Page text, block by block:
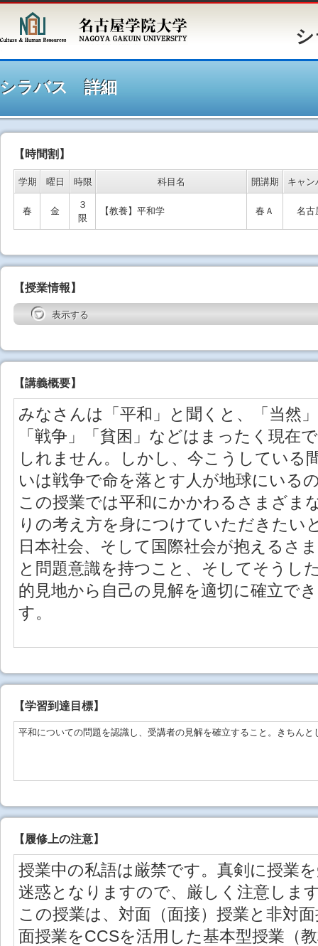
シラバ
シラバス 詳細
【時間割】
学期 曜日 時限 科目名 開講期 キャン
春 金
３
限
【教養】平和学 春Ａ 名古
【授業情報】
表示する
【講義概要】
みなさんは「平和」と聞くと、「当然
「戦争」「貧困」などはまったく現在
しれません。しかし、今こうしている
いは戦争で命を落とす人が地球にいる
この授業では平和にかかわるさまざま
りの考え方を身につけていただきたい
日本社会、そして国際社会が抱えるさ
と問題意識を持つこと、そしてそうし
的見地から自己の見解を適切に確立で
す。
【学習到達目標】
平和についての問題を認識し、受講者の見解を確立すること。きちん
【 履修上の注意】
授業中の私語は厳禁です。真剣に授業
迷惑となりますので、厳しく注意しま
この授業は、対面（面接）授業と非対
面授業をCCSを活用した基本型授業（